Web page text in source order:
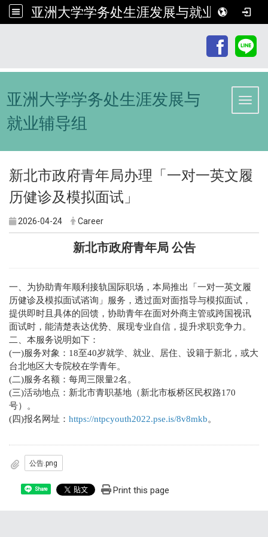
亚洲大学学务处生涯发展与就业辅导组
亚洲大学学务处生涯发展与
就业辅导组
新北市政府青年局办理「一对一英文履
历健诊及模拟面试」
2026-04-24 Career
新北市政府青年局 公告
一、为协助青年顺利接轨国际职场，本局推出「一对一英文履
历健诊及模拟面试谘询」服务，透过面对面指导与模拟面试，
提供即时且具体的回馈，协助青年在面对外商主管或跨国视讯
面试时，能清楚表达优势、展现专业自信，提升求职竞争力。
二、本服务说明如下：
(一)服务对象：18至40岁就学、就业、居住、设籍于新北，或大
台北地区大专院校在学青年。
(二)服务名额：每周三限量2名。
(三)活动地点：新北市青职基地（新北市板桥区民权路170
号）。
(四)报名网址： https://ntpcyouth2022.pse.is/8v8mkb。
公告.png
Share Print this page